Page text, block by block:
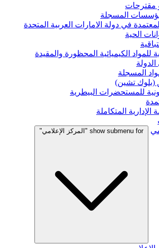
مقترحات
المسجلة
في دولة الامارات العربية المتحدة
الحية
للمواد الكيميائية المحظورة والمقيدة
المسجلة
(بلوك تشين)
للمستحضرات البيطرية
المتكاملة
show submenu for "المركز الإعلامي"